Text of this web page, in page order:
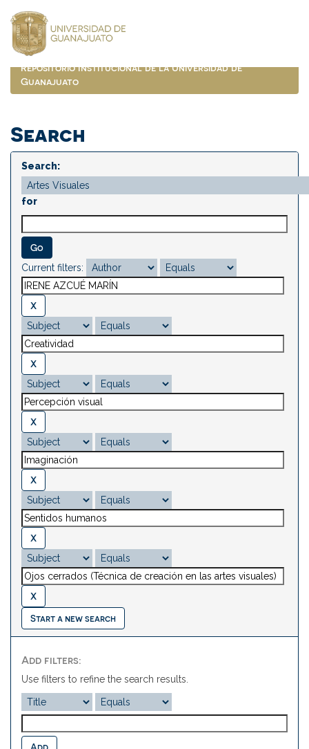
navigation
Repositorio Institucional de la Universidad de
Guanajuato
Search
Search:
for
Current filters:
Start a new search
Add filters:
Use filters to refine the search results.